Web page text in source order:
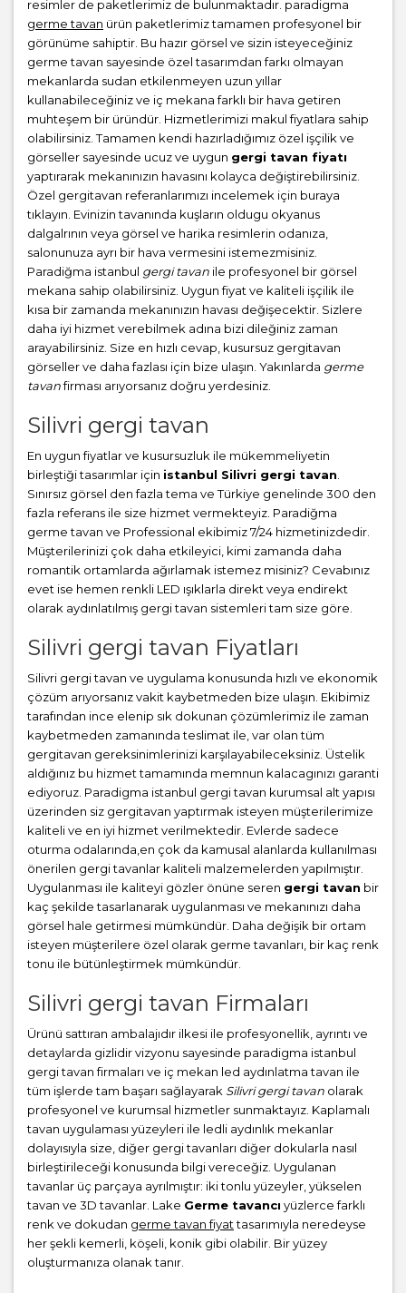
resimler de paketlerimiz de bulunmaktadır. paradigma
germe tavan ürün paketlerimiz tamamen profesyonel bir
görünüme sahiptir. Bu hazır görsel ve sizin isteyeceğiniz
germe tavan sayesinde özel tasarımdan farkı olmayan
mekanlarda sudan etkilenmeyen uzun yıllar
kullanabileceğiniz ve iç mekana farklı bir hava getiren
muhteşem bir üründür. Hizmetlerimizi makul fiyatlara sahip
olabilirsiniz. Tamamen kendi hazırladığımız özel işçilik ve
görseller sayesinde ucuz ve uygun gergi tavan fiyatı
yaptırarak mekanınızın havasını kolayca değiştirebilirsiniz.
Özel gergitavan referanlarımızı incelemek için buraya
tıklayın. Evinizin tavanında kuşların oldugu okyanus
dalgalrının veya görsel ve harika resimlerin odanıza,
salonunuza ayrı bir hava vermesini istemezmisiniz.
Paradiğma istanbul gergi tavan ile profesyonel bir görsel
mekana sahip olabilirsiniz. Uygun fiyat ve kaliteli işçilik ile
kısa bir zamanda mekanınızın havası değişecektir. Sizlere
daha iyi hizmet verebilmek adına bizi dileğiniz zaman
arayabilirsiniz. Size en hızlı cevap, kusursuz gergitavan
görseller ve daha fazlası için bize ulaşın. Yakınlarda germe
tavanfirması arıyorsanız doğru yerdesiniz.
Silivri gergi tavan
En uygun fiyatlar ve kusursuzluk ile mükemmeliyetin
birleştiği tasarımlar için istanbul Silivri gergi tavan
Sınırsız görsel den fazla tema ve Türkiye genelinde 300 den
fazla referans ile size hizmet vermekteyiz. Paradiğma
germe tavan ve Professional ekibimiz 7/24 hizmetinizdedir.
Müşterilerinizi çok daha etkileyici, kimi zamanda daha
romantik ortamlarda ağırlamak istemez misiniz? Cevabınız
evet ise hemen renkli LED ışıklarla direkt veya endirekt
olarak aydınlatılmış gergi tavan sistemleri tam size göre.
Silivri gergi tavan Fiyatları
Silivri gergi tavan ve uygulama konusunda hızlı ve ekonomik
çözüm arıyorsanız vakit kaybetmeden bize ulaşın. Ekibimiz
tarafından ince elenip sık dokunan çözümlerimiz ile zaman
kaybetmeden zamanında teslimat ile, var olan tüm
gergitavan gereksinimlerinizi karşılayabileceksiniz. Üstelik
aldığınız bu hizmet tamamında memnun kalacagınızı garanti
ediyoruz. Paradigma istanbul gergi tavan kurumsal alt yapısı
üzerinden siz gergitavan yaptırmak isteyen müşterilerimize
kaliteli ve en iyi hizmet verilmektedir. Evlerde sadece
oturma odalarında,en çok da kamusal alanlarda kullanılması
önerilen gergi tavanlar kaliteli malzemelerden yapılmıştır.
Uygulanması ile kaliteyi gözler önüne seren gergi tavan bir
kaç şekilde tasarlanarak uygulanması ve mekanınızı daha
görsel hale getirmesi mümkündür. Daha değişik bir ortam
isteyen müşterilere özel olarak germe tavanları, bir kaç renk
tonu ile bütünleştirmek mümkündür.
Silivri gergi tavan Firmaları
Ürünü sattıran ambalajıdır ilkesi ile profesyonellik, ayrıntı ve
detaylarda gizlidir vizyonu sayesinde paradigma istanbul
gergi tavan firmaları ve iç mekan led aydınlatma tavan ile
tüm işlerde tam başarı sağlayarak Silivri gergi tavan olarak
profesyonel ve kurumsal hizmetler sunmaktayız. Kaplamalı
tavan uygulaması yüzeyleri ile ledli aydınlık mekanlar
dolayısıyla size, diğer gergi tavanları diğer dokularla nasıl
birleştirileceği konusunda bilgi vereceğiz. Uygulanan
tavanlar üç parçaya ayrılmıştır: iki tonlu yüzeyler, yükselen
tavan ve 3D tavanlar. Lake Germe tavancı yüzlerce farklı
renk ve dokudan germe tavan fiyattasarımıyla neredeyse
her şekli kemerli, köşeli, konik gibi olabilir. Bir yüzey
oluşturmanıza olanak tanır.